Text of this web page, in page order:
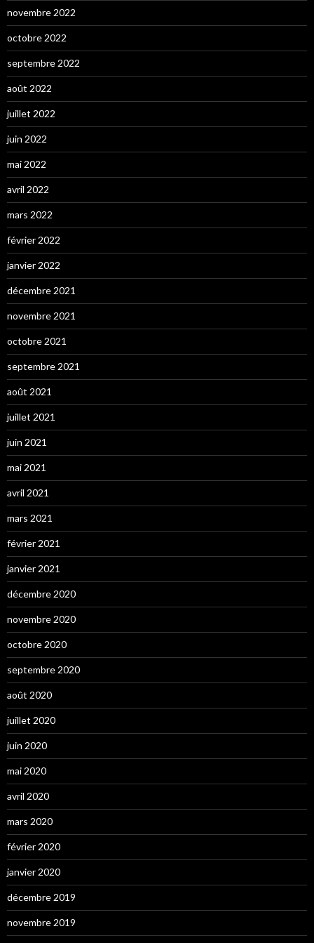
novembre 2022
octobre 2022
septembre 2022
août 2022
juillet 2022
juin 2022
mai 2022
avril 2022
mars 2022
février 2022
janvier 2022
décembre 2021
novembre 2021
octobre 2021
septembre 2021
août 2021
juillet 2021
juin 2021
mai 2021
avril 2021
mars 2021
février 2021
janvier 2021
décembre 2020
novembre 2020
octobre 2020
septembre 2020
août 2020
juillet 2020
juin 2020
mai 2020
avril 2020
mars 2020
février 2020
janvier 2020
décembre 2019
novembre 2019